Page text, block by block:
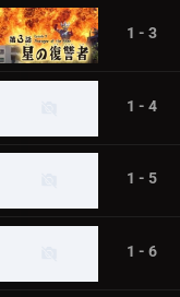
1 - 3
1 - 4
1 - 5
1 - 6